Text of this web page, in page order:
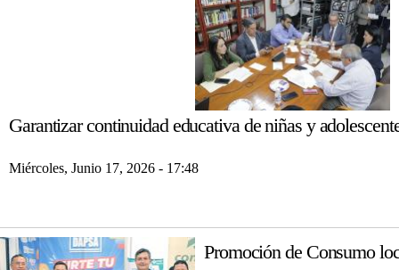
Garantizar continuidad educativa de niñas y
Miércoles, Junio 17, 2026 - 17:48
Promoción de Consumo